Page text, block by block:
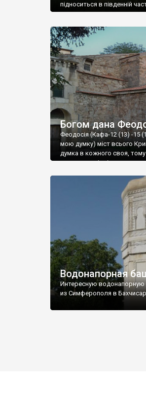
підноситься в південній
Богом дана
Феодосія (Кафа-12 (13) -15
мою думку) міст всього
думка в кожного своя, тому
запрошую відвідати це
Водонапорная
Интересную
из Симферополя в